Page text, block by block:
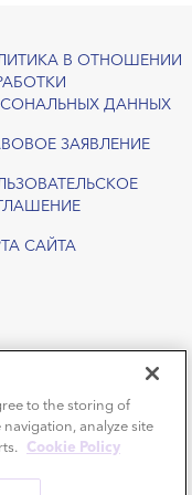
В ОТНОШЕНИИ
ДАННЫХ
ЗАЯВЛЕНИЕ
САЙТА
to the storing of
analyze site
Cookie Policy